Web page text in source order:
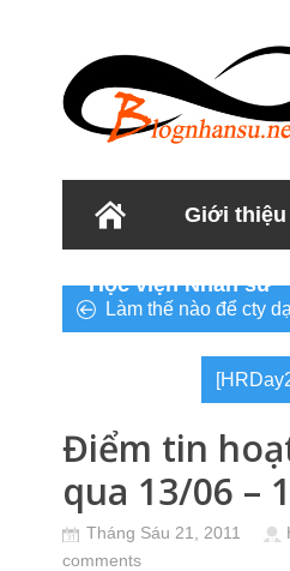
Giới thiệu
Học viện Nhân sư
Làm thế nào để cty
Điểm tin
qua 13/06 –
Tháng Sáu 21, 2011
comments